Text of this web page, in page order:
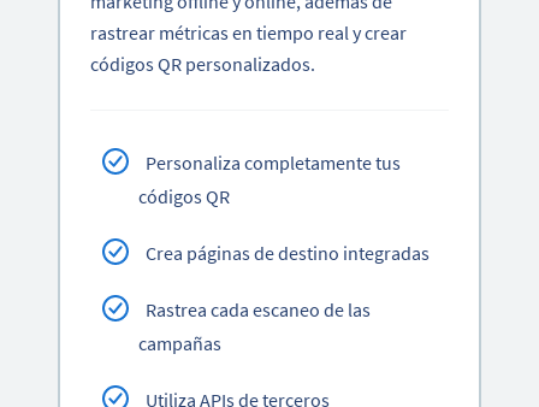
rastrear métricas en tiempo real y crear
códigos QR personalizados.
Personaliza completamente tus
códigos QR
Crea páginas de destino integradas
Rastrea cada escaneo de las
campañas
Utiliza APIs de terceros